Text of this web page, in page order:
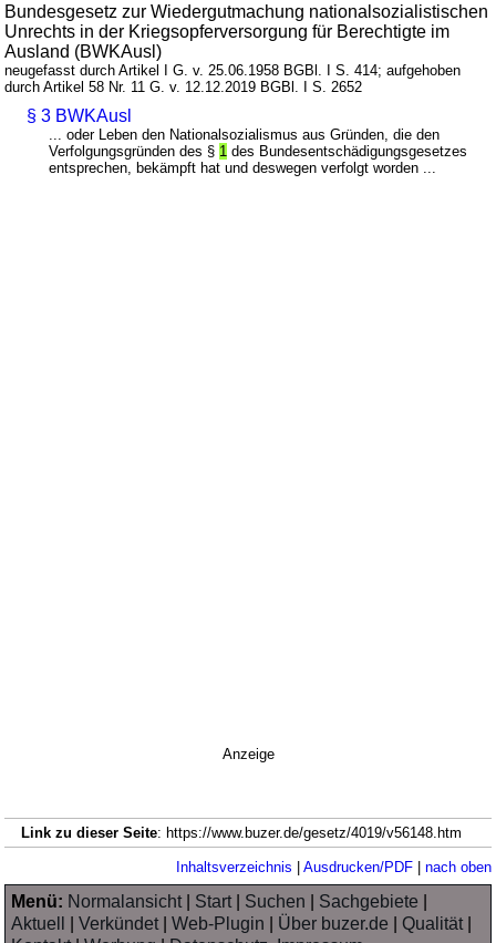
Bundesgesetz zur Wiedergutmachung nationalsozialistischen
Unrechts in der Kriegsopferversorgung für Berechtigte im
Ausland (BWKAusl)
neugefasst durch Artikel I G. v. 25.06.1958 BGBl. I S. 414; aufgehoben
durch Artikel 58 Nr. 11 G. v. 12.12.2019 BGBl. I S. 2652
§ 3 BWKAusl
... oder Leben den Nationalsozialismus aus Gründen, die den
Verfolgungsgründen des § 1 des Bundesentschädigungsgesetzes
entsprechen, bekämpft hat und deswegen verfolgt worden ...
Anzeige
Link zu dieser Seite: https://www.buzer.de/gesetz/4019/v56148.htm
Inhaltsverzeichnis | Ausdrucken/PDF| nach oben
Menü: Normalansicht| Start| Suchen Sachgebiete
Aktuell
|Verkündet|Web-Plugin Über buzer.de |Qualität|